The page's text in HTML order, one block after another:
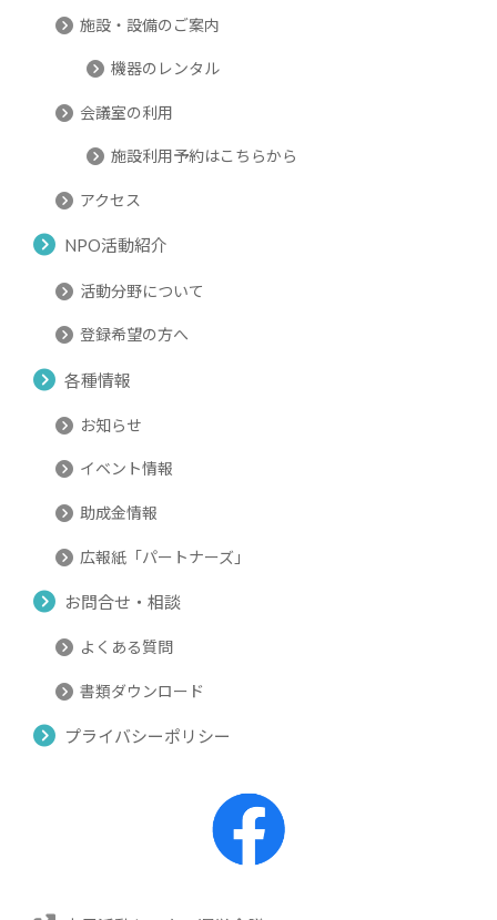
施設・設備のご案内
機器のレンタル
会議室の利用
施設利用予約はこちらから
アクセス
NPO活動紹介
活動分野について
登録希望の方へ
各種情報
お知らせ
イベント情報
助成金情報
広報紙「パートナーズ」
お問合せ・相談
よくある質問
書類ダウンロード
プライバシーポリシー